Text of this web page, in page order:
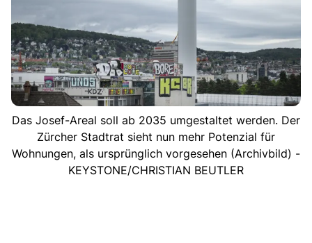
Das Josef-Areal soll ab 2035 umgestaltet werden. Der
Zürcher Stadtrat sieht nun mehr Potenzial für
Wohnungen, als ursprünglich vorgesehen (Archivbild) -
KEYSTONE/CHRISTIAN BEUTLER